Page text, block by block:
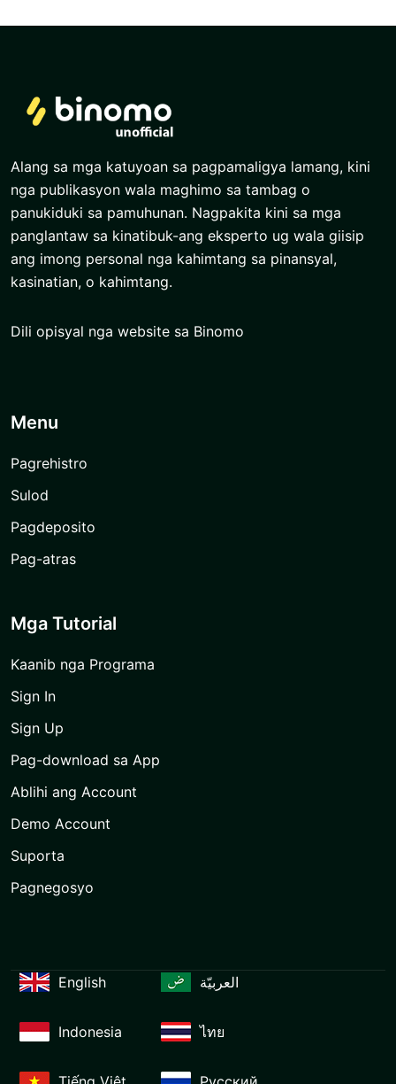
Alang sa mga katuyoan sa pagpamaligya lamang, kini
nga publikasyon wala maghimo sa tambag o
panukiduki sa pamuhunan. Nagpakita kini sa mga
panglantaw sa kinatibuk-ang eksperto ug wala giisip
ang imong personal nga kahimtang sa pinansyal,
kasinatian, o kahimtang.
Dili opisyal nga website sa Binomo
Menu
Pagrehistro
Sulod
Pagdeposito
Pag-atras
Mga Tutorial
Kaanib nga Programa
Sign In
Sign Up
Pag-download sa App
Ablihi ang Account
Demo Account
Suporta
Pagnegosyo
English العربيّة
Indonesia ไทย